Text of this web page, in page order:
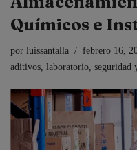
Químicos e
por luissantalla
febrero 16,
aditivos laboratorio seguridad